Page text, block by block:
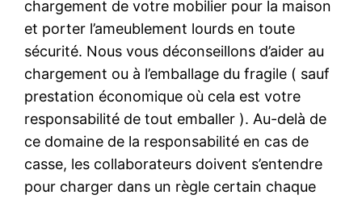
chargement de votre mobilier pour la maison
et porter l’ameublement lourds en toute
sécurité. Nous vous déconseillons d’aider au
chargement ou à l’emballage du fragile ( sauf
prestation économique où cela est votre
responsabilité de tout emballer ). Au-delà de
ce domaine de la responsabilité en cas de
casse, les collaborateurs doivent s’entendre
pour charger dans un règle certain chaque